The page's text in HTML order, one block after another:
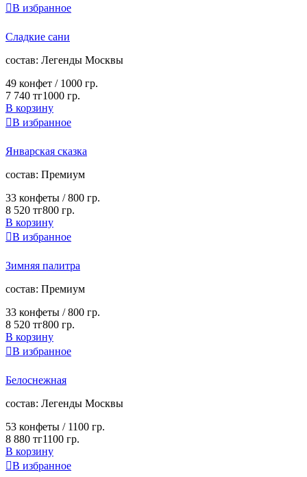
В избранное
Сладкие сани
cостав: Легенды Москвы
49 конфет / 1000 гр.
7 740 тг1000 гр.
В корзину
В избранное
Январская сказка
cостав: Премиум
33 конфеты /800 гр.
8 520 тг800 гр.
В корзину
В избранное
Зимняя палитра
cостав: Премиум
33 конфеты /800 гр.
8 520 тг800 гр.
В корзину
В избранное
Белоснежная
cостав: Легенды Москвы
53 конфеты / 1100 гр.
8 880 тг1100 гр.
В корзину
В избранное